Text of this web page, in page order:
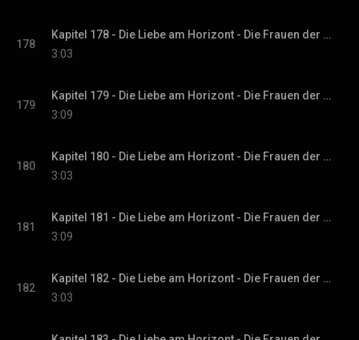
178
Kapitel 178 - Die Liebe am Horizont - Die Frauen der Villa Sommerwind, Band 3
3:03
179
Kapitel 179 - Die Liebe am Horizont - Die Frauen der Villa Sommerwind, Band 3
3:09
180
Kapitel 180 - Die Liebe am Horizont - Die Frauen der Villa Sommerwind, Band 3
3:03
181
Kapitel 181 - Die Liebe am Horizont - Die Frauen der Villa Sommerwind, Band 3
3:09
182
Kapitel 182 - Die Liebe am Horizont - Die Frauen der Villa Sommerwind, Band 3
3:03